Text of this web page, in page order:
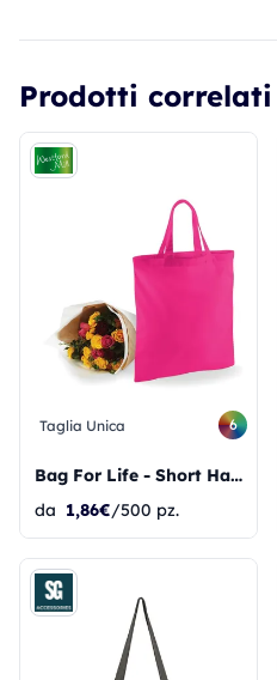
Prodotti correlati
Taglia Unica 6
Bag For Life - Short Handles
da 1,86€/500 pz.